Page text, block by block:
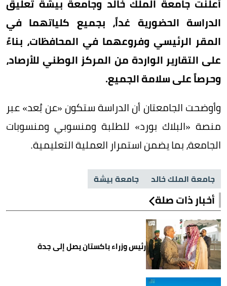
أعلنت جامعة الملك خالد وجامعة بيشة تعليق
الدراسة الحضورية غداً، بجميع كلياتهما في
المقر الرئيسي وفروعهما في المحافظات، بناءً
على التقارير الواردة من المركز الوطني للأرصاد،
وحرصاً على سلامة الجميع.
وأوضحت الجامعتان أن الدراسة ستكون «عن بُعد» عبر
منصة «البلاك بورد» للطلبة ومنسوبي ومنسوبات
الجامعة، بما يضمن استمرار العملية التعليمية.
جامعة الملك خالد جامعة بيشة
أخبار ذات صلة
رئيس وزراء باكستان يصل إلى جدة